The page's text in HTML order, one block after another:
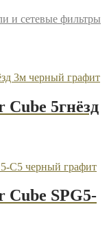
и сетевые фильтры
5гнёзд
Cube SPG5-